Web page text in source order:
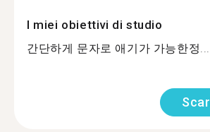
I miei obiettivi di studio
간단하게 문자로 애기가 가능한정...